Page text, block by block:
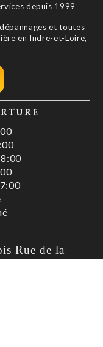
depuis 1999
et toutes
en Indre-et-Loire,
Rue de la